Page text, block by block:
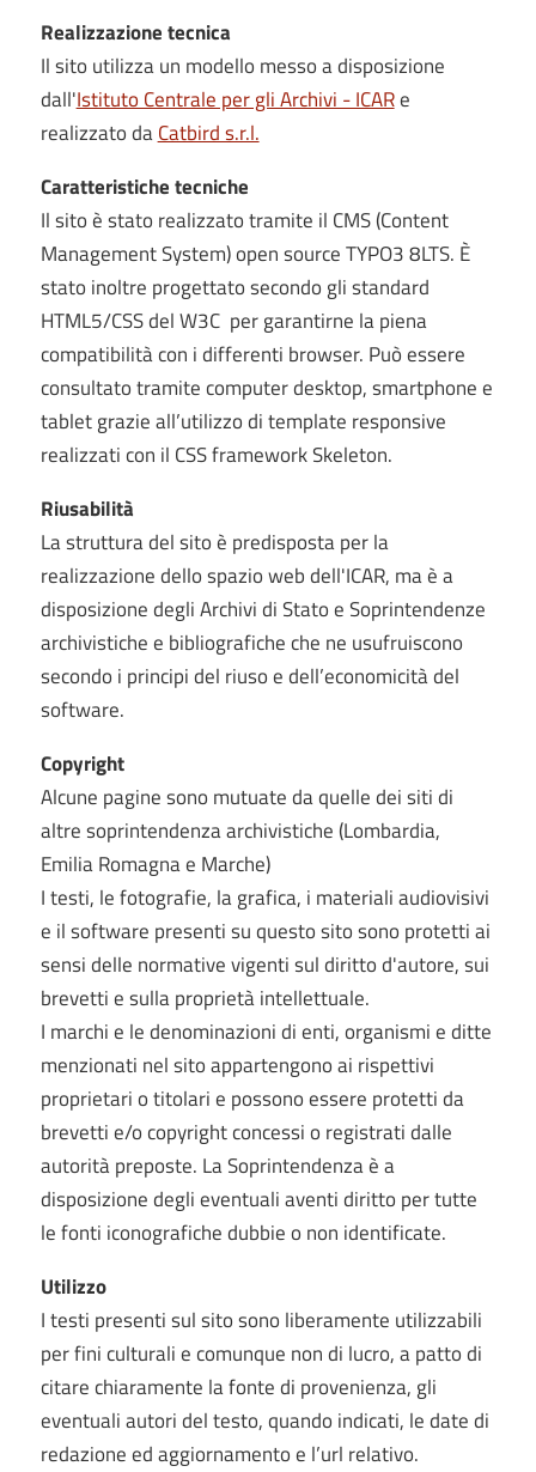
Realizzazione tecnica
Il sito utilizza un modello messo a disposizione
dall'Istituto Centrale per gli Archivi - ICARe
realizzato daCatbird s.r.l.
Caratteristiche tecniche
Il sito è stato realizzato tramite il CMS (Content
Management System) open source TYPO3 8LTS. È
stato inoltre progettato secondo gli standard
HTML5/CSS del W3C per garantirne la piena
compatibilità con i differenti browser. Può essere
consultato tramite computer desktop, smartphone e
tablet grazie all’utilizzo di template responsive
realizzati con il CSS framework Skeleton.
Riusabilità
La struttura del sito è predisposta per la
realizzazione dello spazio web dell'ICAR, ma è a
disposizione degli Archivi di Stato e Soprintendenze
archivistiche e bibliografiche che ne usufruiscono
secondo i principi del riuso e dell’economicità del
software.
Copyright
Alcune pagine sono mutuate da quelle dei siti di
altre soprintendenza archivistiche (Lombardia,
Emilia Romagna e Marche)
I testi, le fotografie, la grafica, i materiali audiovisivi
e il software presenti su questo sito sono protetti ai
sensi delle normative vigenti sul diritto d'autore, sui
brevetti e sulla proprietà intellettuale.
I marchi e le denominazioni di enti, organismi e ditte
menzionati nel sito appartengono ai rispettivi
proprietari o titolari e possono essere protetti da
brevetti e/o copyright concessi o registrati dalle
autorità preposte. La Soprintendenza è a
disposizione degli eventuali aventi diritto per tutte
le fonti iconografiche dubbie o non identificate.
Utilizzo
I testi presenti sul sito sono liberamente utilizzabili
per fini culturali e comunque non di lucro, a patto di
citare chiaramente la fonte di provenienza, gli
eventuali autori del testo, quando indicati, le date di
redazione ed aggiornamento e l’url relativo.